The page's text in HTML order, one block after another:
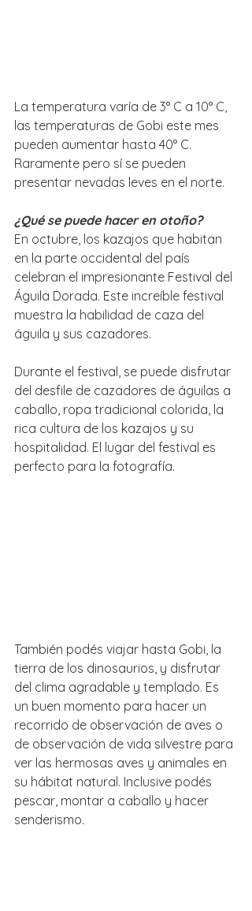
La temperatura varía de 3° C a 10° C,
las temperaturas de Gobi este mes
pueden aumentar hasta 40° C.
Raramente pero sí se pueden
presentar nevadas leves en el norte.
¿Qué se puede hacer en otoño?
En octubre, los kazajos que habitan
en la parte occidental del país
celebran el impresionante Festival del
Águila Dorada. Este increíble festival
muestra la habilidad de caza del
águila y sus cazadores.
Durante el festival, se puede disfrutar
del desfile de cazadores de águilas a
caballo, ropa tradicional colorida, la
rica cultura de los kazajos y su
hospitalidad. El lugar del festival es
perfecto para la fotografía.
También podés viajar hasta Gobi, la
tierra de los dinosaurios, y disfrutar
del clima agradable y templado. Es
un buen momento para hacer un
recorrido de observación de aves o
de observación de vida silvestre para
ver las hermosas aves y animales en
su hábitat natural. Inclusive podés
pescar, montar a caballo y hacer
senderismo.